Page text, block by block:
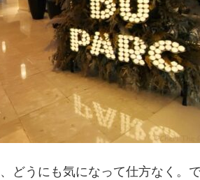
どうにも気になって仕方なく。